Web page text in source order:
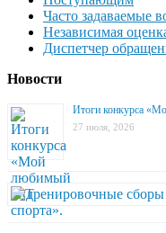
Часто задаваемые
Независимая
Диспетчер
Новости
Итоги конкурса
27 июля, 2026